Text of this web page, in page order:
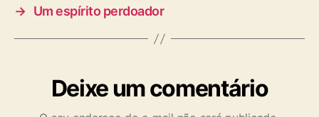
→ Um espírito perdoador
Deixe um comentário